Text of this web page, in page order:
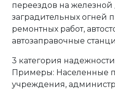
переездов на железной
заградительных огней
ремонтных работ,
автозаправочные
3 категория
Примеры: Населенные
учреждения,